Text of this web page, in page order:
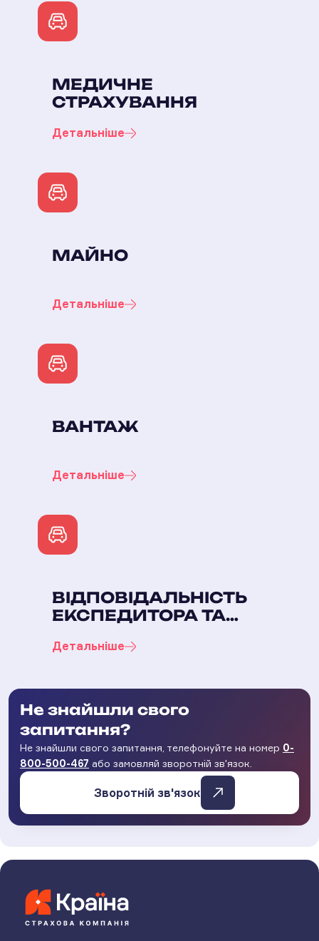
МЕДИЧНЕ
СТРАХУВАННЯ
Детальніше
МАЙНО
Детальніше
ВАНТАЖ
Детальніше
ВІДПОВІДАЛЬНІСТЬ
ЕКСПЕДИТОРА ТА
Детальніше
Не знайшли свого
запитання?
Не знайшли свого запитання, телефонуйте на номер 0-
800-500-467 або замовляй зворотній зв'язок.
Зворотній зв'язок